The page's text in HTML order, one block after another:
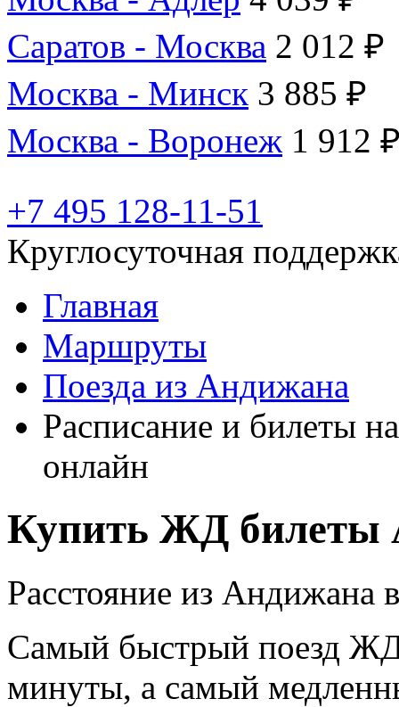
Саратов - Москва 2 012 ₽
Москва - Минск 3 885 ₽
Москва - Воронеж 1 912
+7 495 128-11-51
Круглосуточная
Главная
Маршруты
Поезда из Андижана
Расписание и билеты
онлайн
Купить ЖД билеты
Расстояние из Андижана
Самый быстрый поезд ЖД
минуты, а самый